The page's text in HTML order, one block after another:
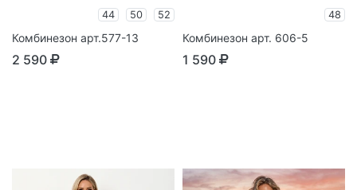
44 50 52
Комбинезон арт.577-13
2 590
48
Комбинезон арт. 606-5
1 590